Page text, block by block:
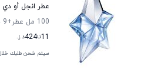
عطر انجل أو دي
100 مل عطر
+9
11تا424د.إ.
سيتم شحن طلبك خلال 2 يوم